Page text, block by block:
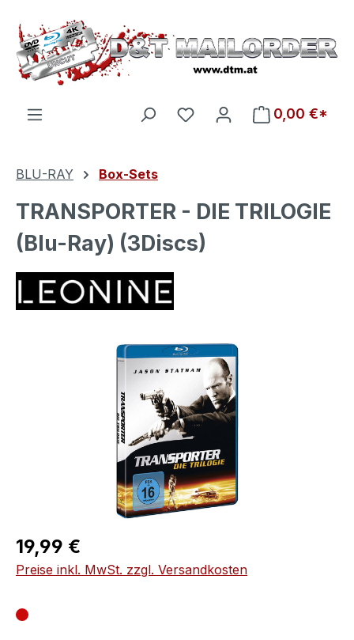
Zum Hauptinhalt springen
Du hast 0 Produkte auf
0,00 €*
BLU-RAY Box-Sets
TRANSPORTER - DIE TRILOGIE
(Blu-Ray) (3Discs)
Bildergalerie überspringen
Regulärer Preis:
19,99 €
Preise inkl. MwSt. zzgl. Versandkosten